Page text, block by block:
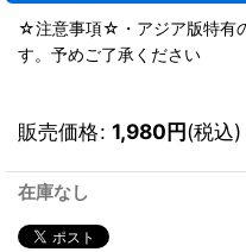
☆注意事項☆・アジア版特有
す。予めご了承ください
販売価格: 1,980円(税込)
在庫なし